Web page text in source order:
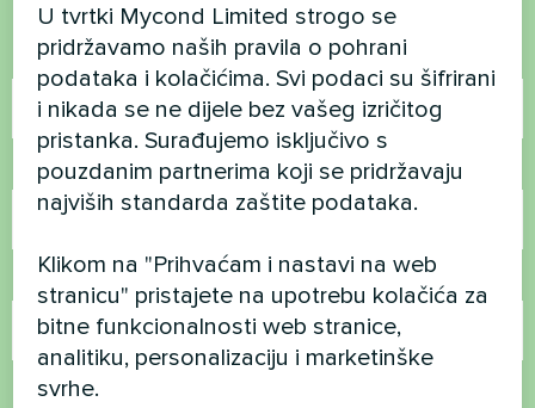
Ime
Broj telefona
E-pošta
Komentar
U tvrtki Mycond Limited strogo se
pridržavamo naših pravila o pohrani
podataka i kolačićima. Svi podaci su šifrirani
i nikada se ne dijele bez vašeg izričitog
pristanka. Surađujemo isključivo s
pouzdanim partnerima koji se pridržavaju
najviših standarda zaštite podataka.
Klikom na "Prihvaćam i nastavi na web
stranicu" pristajete na upotrebu kolačića za
bitne funkcionalnosti web stranice,
analitiku, personalizaciju i marketinške
svrhe.